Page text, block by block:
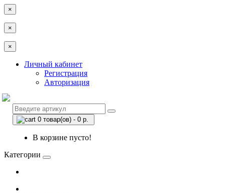
×
×
×
Личный кабинет
Регистрация
Авторизация
0 товар(ов) - 0 р.
В корзине пусто!
Категории